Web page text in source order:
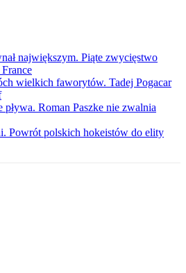
największym. Piąte zwycięstwo
wielkich faworytów. Tadej Pogacar
pływa. Roman Paszke nie zwalnia
Powrót polskich hokeistów do elity